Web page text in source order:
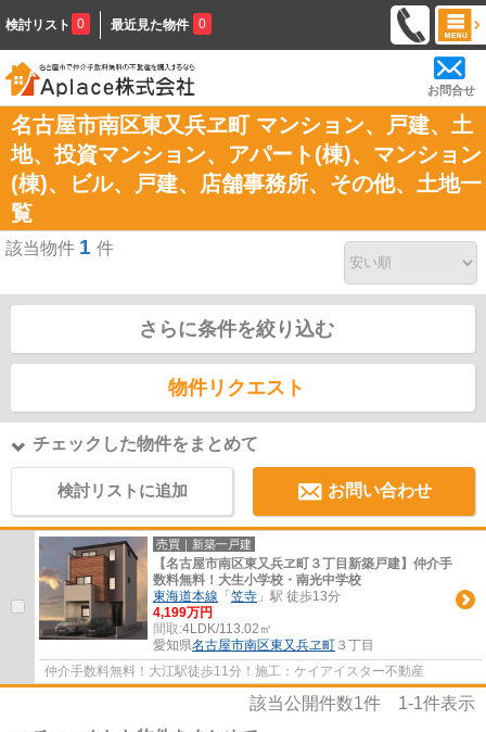
検討リスト 0 最近見た物件 0
お問合せ
名古屋市南区東又兵ヱ町 マンション、戸建、土
地、投資マンション、アパート(棟)、マンション
(棟)、ビル、戸建、店舗事務所、その他、土地一
覧
該当物件 1 件
さらに条件を絞り込む
物件リクエスト
チェックした物件をまとめて
検討リストに追加 お問い合わせ
売買｜新築一戸建
【名古屋市南区東又兵ヱ町３丁目新築戸建】仲介手
数料無料！大生小学校・南光中学校
東海道本線 「 笠寺 」駅 徒歩13分
4,199万円
間取:4LDK/113.02㎡
愛知県名古屋市南区東又兵ヱ町 ３丁目
仲介手数料無料！大江駅徒歩11分！施工：ケイアイスター不動産
該当公開件数1件 1-1件表示